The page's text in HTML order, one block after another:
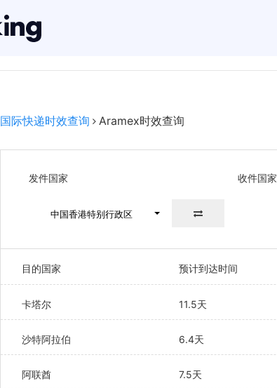
国际快递时效查询 Aramex时效查询
发件国家 收件国家
中国香港特别行政区
目的国家 预计到达时间
卡塔尔 11.5天
沙特阿拉伯 6.4天
阿联酋 7.5天